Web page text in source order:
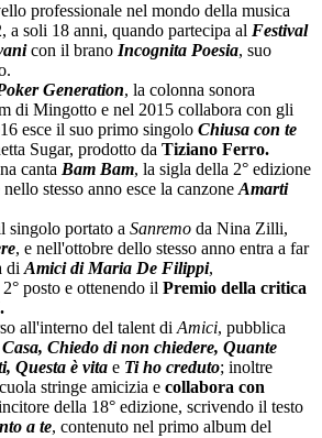
professionale nel mondo della musica
a soli 18 anni, quando partecipa al Festival
con il brano Incognita Poesia, suo
Generation, la colonna sonora
di Mingotto e nel 2015 collabora con gli
esce il suo primo singolo Chiusa con te
Sugar, prodotto da Tiziano Ferro.
canta Bam Bam, la sigla della 2° edizione
stesso anno esce la canzone Amarti
singolo portato a Sanremo da Nina Zilli,
, e nell'ottobre dello stesso anno entra a far
di Amici di Maria De Filippi,
posto e ottenendo il Premio della critica
all'interno del talent di Amici, pubblica
Casa, Chiedo di non chiedere, Quante
Questa è vita e Ti ho creduto; inoltre
stringe amicizia e collabora con
della 18° edizione, scrivendo il testo
a te, contenuto nel primo album del